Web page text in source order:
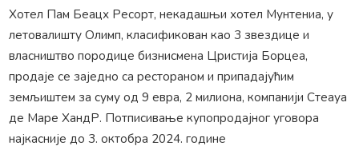
Хотел Пам Беацх Ресорт, некадашњи хотел Мунтениа, у
летовалишту Олимп, класификован као 3 звездице и
власништво породице бизнисмена Цристија Борцеа,
продаје се заједно са рестораном и припадајућим
земљиштем за суму од 9 евра, 2 милиона, компанији Стеауа
де Маре ХандР. Потписивање купопродајног уговора
најкасније до 3. октобра 2024. године